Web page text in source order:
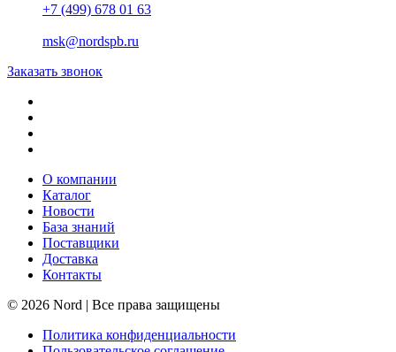
+7 (499) 678 01 63
msk@nordspb.ru
Заказать звонок
О компании
Каталог
Новости
База знаний
Поставщики
Доставка
Контакты
© 2026 Nord | Все права защищены
Политика конфиденциальности